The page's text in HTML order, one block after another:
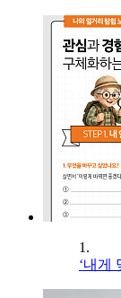
1.
‘내게